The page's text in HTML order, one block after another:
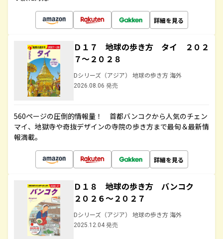
詳細を見る
Ｄ１７ 地球の歩き方 タイ ２０２
７～２０２８
Dシリーズ（アジア） 地球の歩き方 海外
2026.08.06 発売
560ページの圧倒的情報量！ 首都バンコクから人気のチェン
マイ、地獄寺や奇抜デザインの寺院の歩き方まで最旬＆最新情
報満載。
詳細を見る
Ｄ１８ 地球の歩き方 バンコク
２０２６～２０２７
Dシリーズ（アジア） 地球の歩き方 海外
2025.12.04 発売